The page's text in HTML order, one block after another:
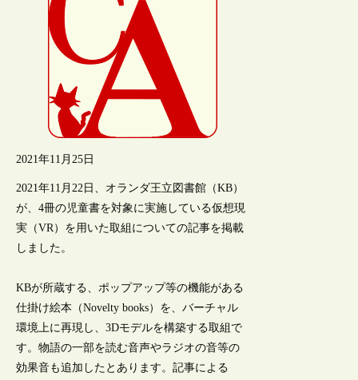
2021年11月25日
2021年11月22日、オランダ王立図書館（KB）
が、4冊の児童書を対象に実施している仮想現
実（VR）を用いた取組についての記事を掲載
しました。
KBが所蔵する、ポップアップ等の機能がある
仕掛け絵本（Novelty books）を、バーチャル
環境上に再現し、3Dモデルを構築する取組で
す。物語の一部を読む音声やラジオの音等の
効果音も追加したとあります。記事による